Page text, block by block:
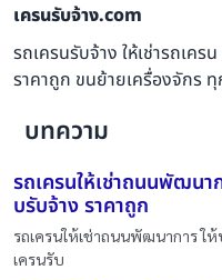
เครนรับจ้าง.com
รถเครนรับจ้าง ให้เช่ารถเค
ราคาถูก ขนย้ายเครื่องจักร
บทความ
รถเครนให้เช่าถนนพัฒนา
บรับจ้าง ราคาถูก
รถเครนให้เช่าถนนพัฒนาการ ให้
เครนรับ